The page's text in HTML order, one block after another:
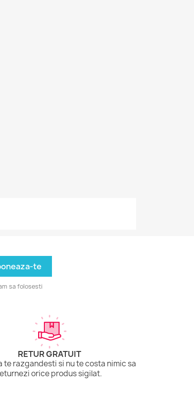
sa folosesti
RETUR GRATUIT
te razgandesti si nu te costa nimic sa
orice produs sigilat.